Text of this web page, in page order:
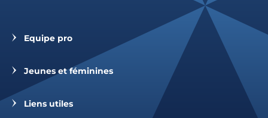
Equipe pro
Jeunes et féminines
Liens utiles